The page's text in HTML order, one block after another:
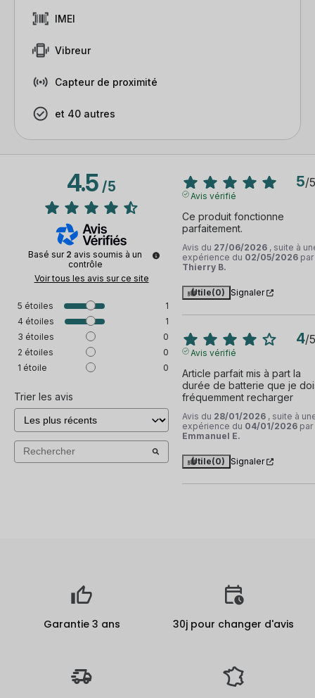
IMEI
Vibreur
Capteur de proximité
et 40 autres
4.5/5
Basé sur 2 avis soumis à un
contrôle
Voir tous les avis sur ce site
5 étoiles
1
4 étoiles
1
3 étoiles
0
2 étoiles
0
1 étoile 0
Trier les avis
5/5
Avis vérifié
Ce produit fonctionne
parfaitement.
Avis du 27/06/2026 , suite à
expérience du 02/05/2026 par
Thierry B.
Utile(0) Signaler
4/5
Avis vérifié
Article parfait mis à part la
durée de batterie que je
fréquemment recharger
Avis du 28/01/2026 , suite à
expérience du 04/01/2026 par
Emmanuel E.
Utile(0) Signaler
Garantie 3 ans 30j pour changer d'avis